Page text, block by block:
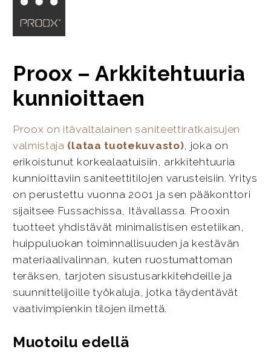
Proox – Arkkitehtuuria
kunnioittaen
Proox on itävaltalainen saniteettiratkaisujen
valmistaja (lataa tuotekuvasto), joka on
erikoistunut korkealaatuisiin, arkkitehtuuria
kunnioittaviin saniteettitilojen varusteisiin. Yritys
on perustettu vuonna 2001 ja sen pääkonttori
sijaitsee Fussachissa, Itävallassa. Prooxin
tuotteet yhdistävät minimalistisen estetiikan,
huippuluokan toiminnallisuuden ja kestävän
materiaalivalinnan, kuten ruostumattoman
teräksen, tarjoten sisustusarkkitehdeille ja
suunnittelijoille työkaluja, jotka täydentävät
vaativimpienkin tilojen ilmettä.
Muotoilu edellä